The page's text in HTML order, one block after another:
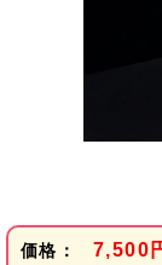
価格： 7,500